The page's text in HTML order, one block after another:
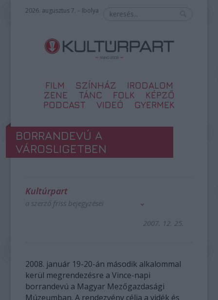
2026. augusztus 7. – Ibolya
FILM SZÍNHÁZ
IRODALOM
ZENE
TÁNC FOLK
KÉPZŐ
PODCAST
VIDEÓ GYERMEK
BORRANDEVÚ A
VÁROSLIGETBEN
Kultúrpart
a szerző friss bejegyzései
2007. 12. 25.
2008. január 19-20-án második alkalommal
kerül megrendezésre a Vince-napi
borrandevú a Magyar Mezőgazdasági
Múzeumban. A rendezvény célja a vidék és